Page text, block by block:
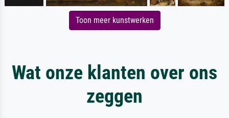
Toon meer kunstwerken
Wat onze klanten over ons
zeggen